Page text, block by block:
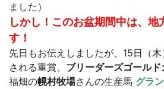
ました）
しかし！このお盆期間中は、地
す！
先日もお伝えしましたが、15日（
される重賞、 ブリーダーズゴール
福畑の幌村牧場さんの生産馬 グラ